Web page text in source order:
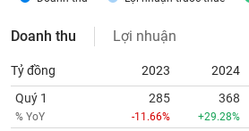
Doanh thu Lợi nhuận
Tỷ đồng 2023 2024
Quý 1
% YoY
285
-11.66%
368
+29.28%